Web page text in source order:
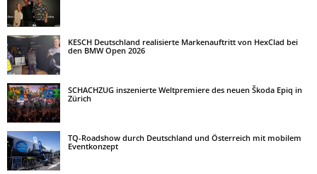
KESCH Deutschland realisierte Markenauftritt von HexClad bei
den BMW Open 2026
SCHACHZUG inszenierte Weltpremiere des neuen Škoda Epiq in
Zürich
TQ-Roadshow durch Deutschland und Österreich mit mobilem
Eventkonzept